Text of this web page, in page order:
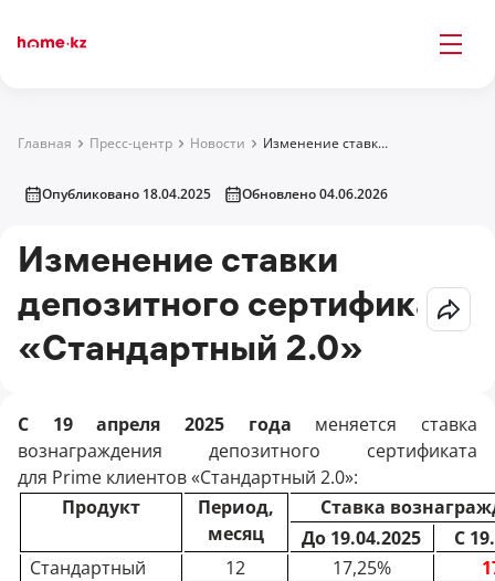
Главная Пресс-центр Новости Изменение ставки депозитного сертификата «Стандартный 2.0»
Опубликовано 18.04.2025 Обновлено 04.06.2026
Изменение ставки
депозитного сертификата
«Стандартный 2.0»
С 19 апреля 2025 года меняется ставка
вознаграждения депозитного сертификата
для Prime клиентов «Стандартный 2.0»:
Продукт
Период,
месяц
Ставка
До 19.04.2025
С
Стандартный
12 17,25%